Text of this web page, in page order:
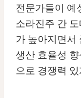
전문가들이 예
소라진주 간
가 높아지면서
생산 효율성
으로 경쟁력